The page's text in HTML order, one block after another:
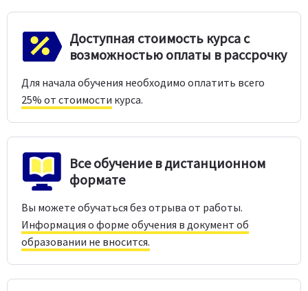
Доступная стоимость курса с
возможностью оплаты в рассрочку
Для начала обучения необходимо оплатить всего
25% от стоимости курса.
Все обучение в дистанционном
формате
Вы можете обучаться без отрыва от работы.
Информация о форме обучения в документ об
образовании не вносится.